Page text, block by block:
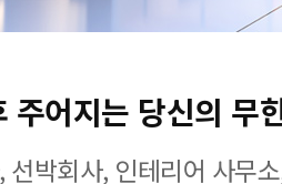
주어지는 당신의 무
선박회사, 인테리어 사무